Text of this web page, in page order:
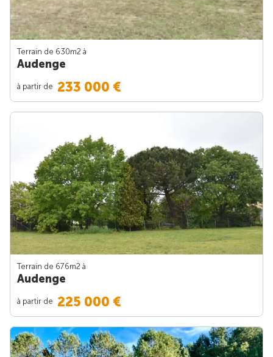
Terrain de 630m2 à
Audenge
à partir de 233 000 €
Terrain de 676m2 à
Audenge
à partir de 225 000 €